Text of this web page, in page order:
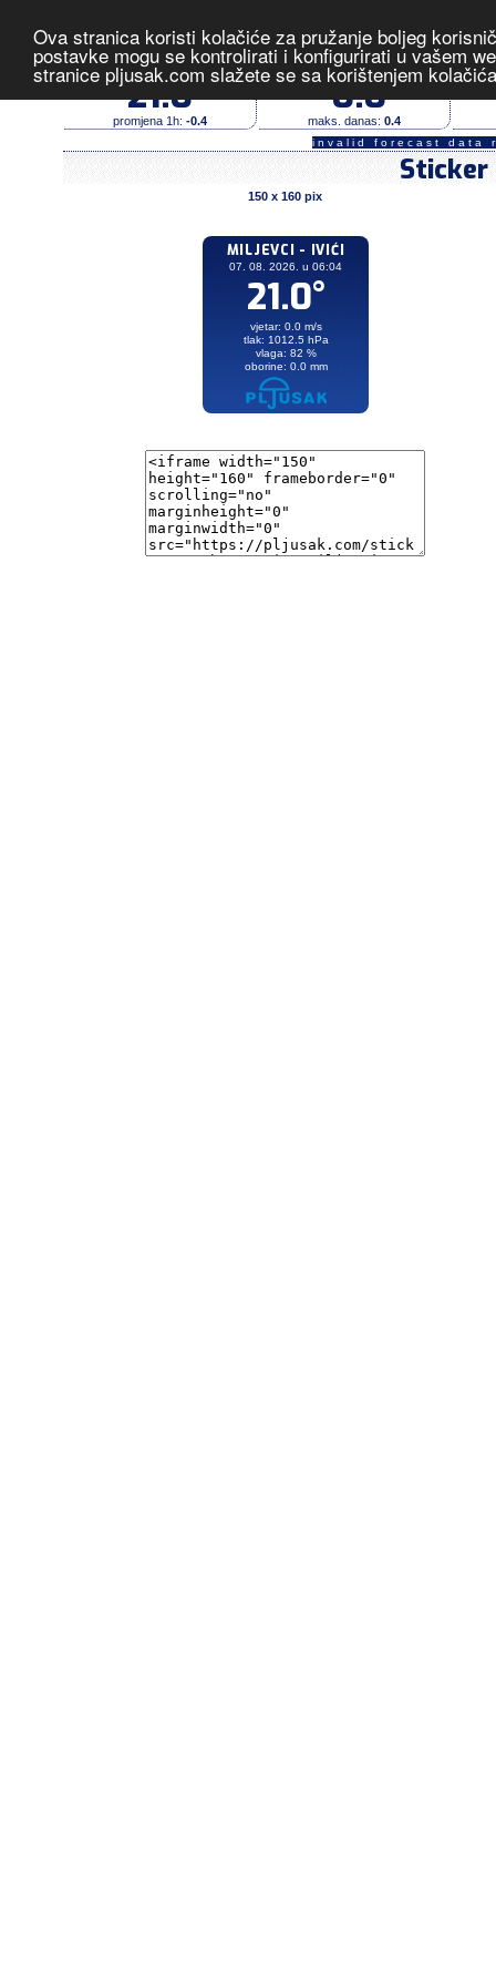
Ova stranica koristi kolačiće za pružanje boljeg
postavke mogu se kontrolirati i konfigurirati u vašem
stranice pljusak.com slažete se sa korištenjem
Miljevci - Ivići- izmjerene
temperatura (°C)
21.0
promjena 1h: -0.4
vjetar (m/s)
0.0
maks. danas: 0.4
invalid forecast data
Sticker
150 x 160 pix